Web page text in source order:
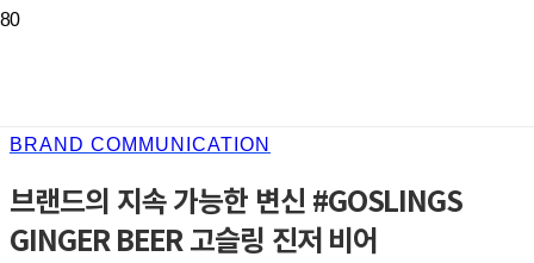
BRAND COMMUNICATION
브랜드의 지속 가능한 변신 #GOSLINGS
GINGER BEER 고슬링 진저 비어